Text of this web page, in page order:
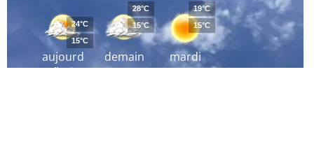
aujourd
´hui
24°C
15°C
demain
28°C
15°C
mardi
19°C
15°C